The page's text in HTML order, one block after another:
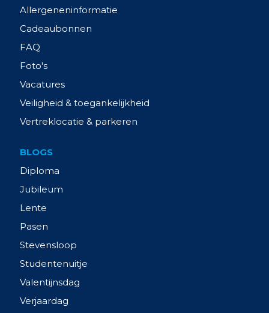
Allergeneninformatie
Cadeaubonnen
FAQ
Foto's
Vacatures
Veiligheid & toegankelijkheid
Vertreklocatie & parkeren
BLOGS
Diploma
Jubileum
Lente
Pasen
Stevensloop
Studentenuitje
Valentijnsdag
Verjaardag